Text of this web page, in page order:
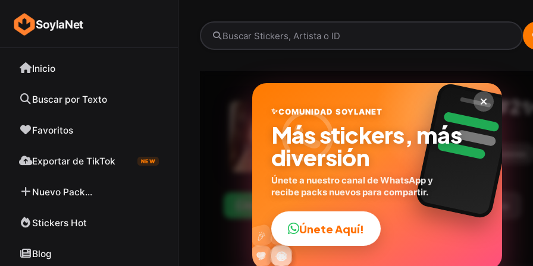
SoylaNet
Inicio
Buscar por Texto
Favoritos
Exportar de TikTok NEW
Nuevo Pack...
Stickers Hot
Blog
✨✨Catalina
soylanet.com
15stickers Personas Expresiones
Agregar a favoritos
😎
😂
🔥
💬
❤️ ✨
🤩
😜
🎉 👍
✨COMUNIDAD SOYLANET
Más stickers, más
diversión
Únete a nuestro canal de WhatsApp y
recibe packs nuevos para compartir.
Únete Aquí!